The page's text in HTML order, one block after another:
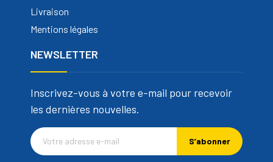
Livraison
Mentions légales
NEWSLETTER
Inscrivez-vous à votre e-mail pour recevoir
les dernières nouvelles.
S’abonner